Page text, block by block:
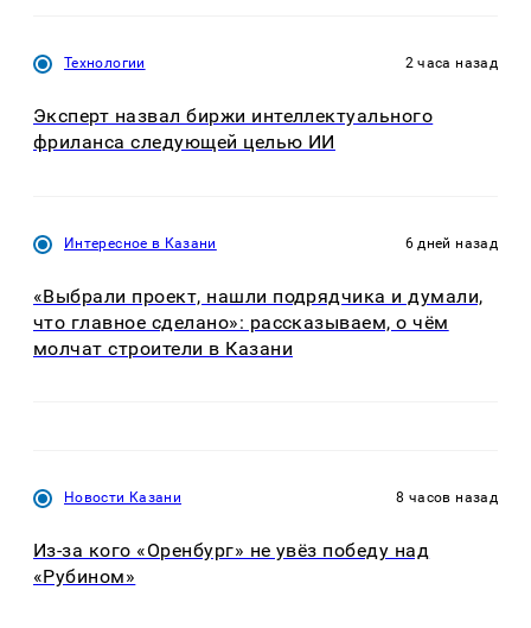
Технологии 2 часа назад
Эксперт назвал биржи интеллектуального
фриланса следующей целью ИИ
Интересное в Казани 6 дней назад
«Выбрали проект, нашли подрядчика и думали,
что главное сделано»: рассказываем, о чём
молчат строители в Казани
Новости Казани 8 часов назад
Из-за кого «Оренбург» не увёз победу над
«Рубином»